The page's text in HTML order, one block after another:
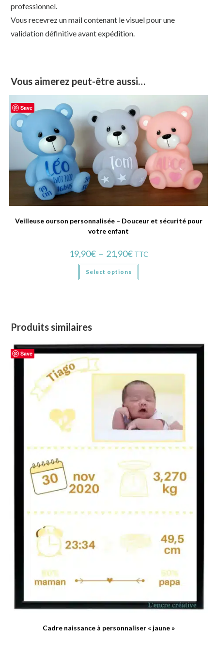
professionnel.
Vous recevrez un mail contenant le visuel pour une
validation définitive avant expédition.
Vous aimerez peut-être aussi…
Save
Veilleuse ourson personnalisée – Douceur et sécurité pour
votre enfant
19,90€ – 21,90€ TTC
Select options
Produits similaires
Save
Cadre naissance à personnaliser « jaune »